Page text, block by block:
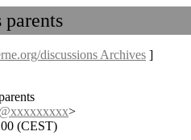
discussions Archives ]
>
(CEST)